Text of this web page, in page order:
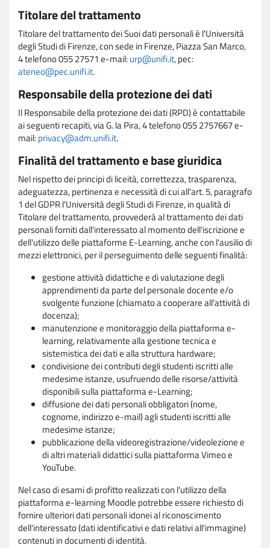
Titolare del trattamento
Titolare del trattamento dei Suoi dati personali è l'Università
degli Studi di Firenze, con sede in Firenze, Piazza San Marco,
4 telefono 055 27571 e-mail:urp@unifi.it, pec:
ateneo@pec.unifi.it.
Responsabile della protezione dei dati
Il Responsabile della protezione dei dati (RPD) è contattabile
ai seguenti recapiti, via G. la Pira, 4 telefono 055 2757667 e-
mail:privacy@adm.unifi.it.
Finalità del trattamento e base giuridica
Nel rispetto dei principi di liceità, correttezza, trasparenza,
adeguatezza, pertinenza e necessità di cui all'art. 5, paragrafo
1 del GDPR l'Università degli Studi di Firenze, in qualità di
Titolare del trattamento, provvederà al trattamento dei dati
personali forniti dall'interessato al momento dell'iscrizione e
dell'utilizzo delle piattaforme E-Learning, anche con l'ausilio di
mezzi elettronici, per il perseguimento delle seguenti finalità:
gestione attività didattiche e di valutazione degli
apprendimenti da parte del personale docente e/o
svolgente funzione (chiamato a cooperare all'attività di
docenza);
manutenzione e monitoraggio della piattaforma e-
learning, relativamente alla gestione tecnica e
sistemistica dei dati e alla struttura hardware;
condivisione dei contributi degli studenti iscritti alle
medesime istanze, usufruendo delle risorse/attività
disponibili sulla piattaforma e-Learning;
diffusione dei dati personali obbligatori (nome,
cognome, indirizzo e-mail) agli studenti iscritti alle
medesime istanze;
pubblicazione della videoregistrazione/videolezione e
di altri materiali didattici sulla piattaforma Vimeo e
YouTube.
Nel caso di esami di profitto realizzati con l'utilizzo della
piattaforma e-learning Moodle potrebbe essere richiesto di
fornire ulteriori dati personali idonei al riconoscimento
dell'interessato (dati identificativi e dati relativi all'immagine)
contenuti in documenti di identità.